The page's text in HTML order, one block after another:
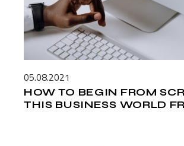
05.08.2021
HOW TO BEGIN FROM
THIS BUSINESS WORLD